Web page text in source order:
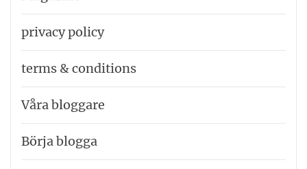
privacy policy
terms & conditions
Våra bloggare
Börja blogga